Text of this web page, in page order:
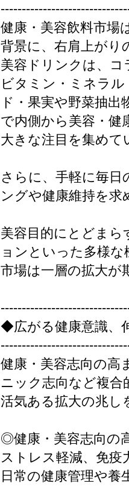
健康・美容飲料市場
背景に、右肩上がり
美容ドリンクは、
ビタミン・ミネラ
ド・果実や野菜抽
で内側から美容・健
大きな注目を集めて
さらに、手軽に毎
ングや健康維持を
美容目的にとどまら
ョンといった多様な
市場は一層の拡大が
◆広がる健康意識、
健康・美容志向の高
ニック志向など複合
活気ある拡大の兆し
◎健康・美容志向の
ストレス軽減、免疫
日常の健康管理や